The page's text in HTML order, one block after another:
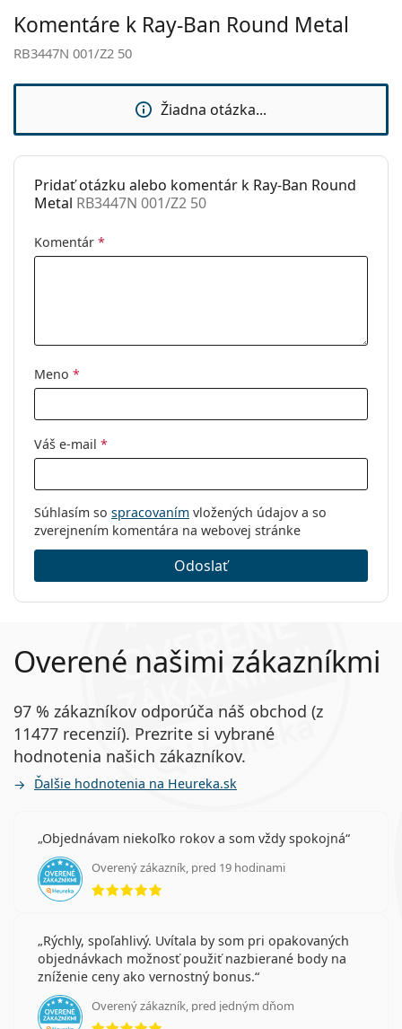
Kategória:
Slnečné okuliare
Móda
Dostupné s
dioptrickými
šošovkami:
Nie
Komentáre k Ray-Ban Round Metal
RB3447N 001/Z2 50
Žiadna otázka...
Pridať otázku alebo komentár k Ray-Ban Round
Metal RB3447N 001/Z2 50
Komentár *
Meno *
Váš e-mail *
Súhlasím so spracovaním vložených údajov a so
zverejnením komentára na webovej stránke
Odoslať
Overené našimi zákazníkmi
97 % zákazníkov odporúča náš obchod (z
11477 recenzií). Prezrite si vybrané
hodnotenia našich zákazníkov.
Ďalšie hodnotenia na Heureka.sk
Objednávam niekoľko rokov a som vždy spokojná
Overený zákazník, pred 19 hodinami
hodnotenie 5 z 5
Rýchly, spoľahlivý. Uvítala by som pri opakovaných
objednávkach možnosť použiť nazbierané body na
zníženie ceny ako vernostný bonus.
Overený zákazník, pred jedným dňom
hodnotenie 5 z 5